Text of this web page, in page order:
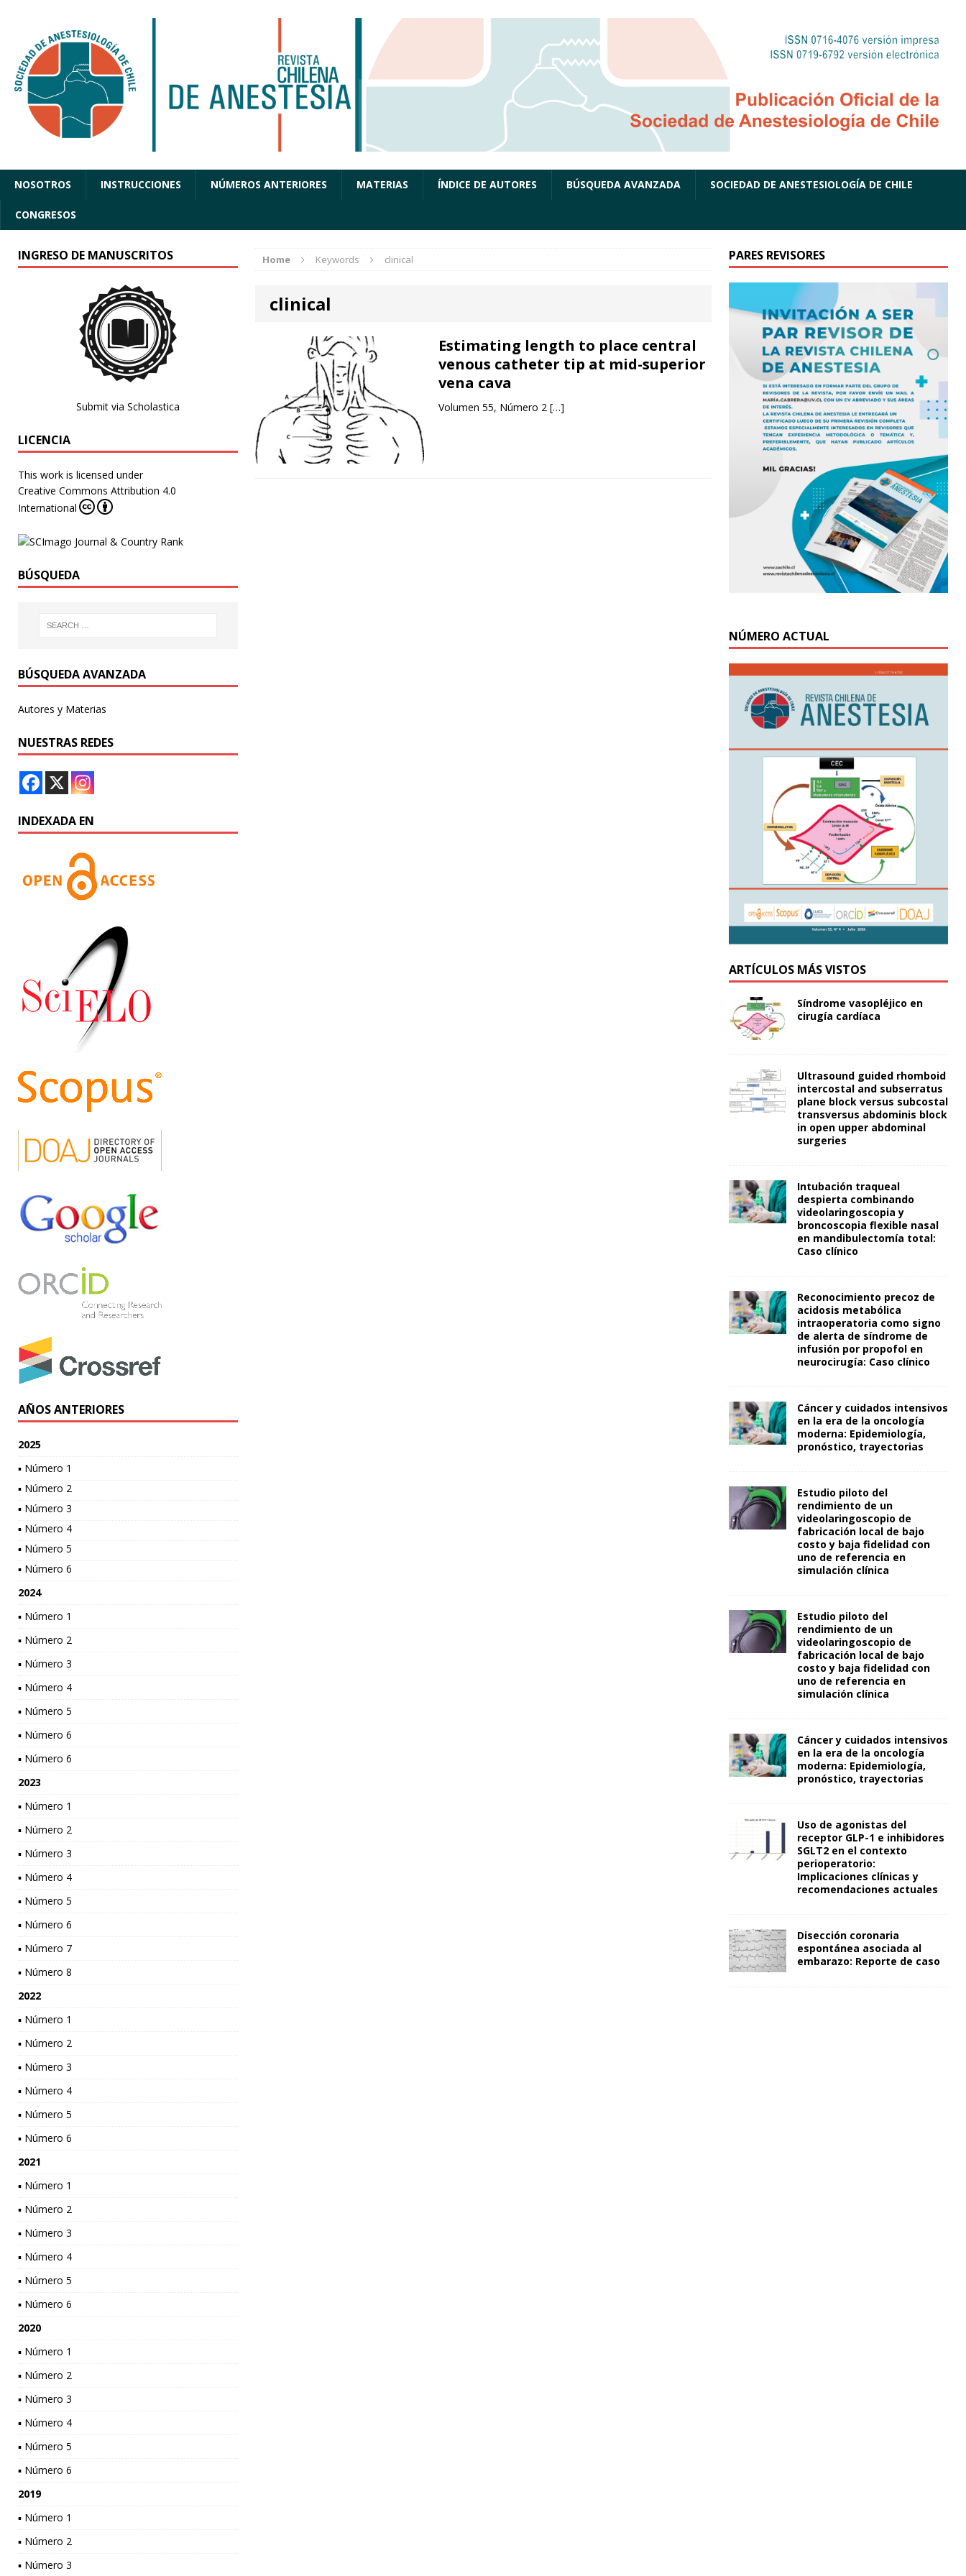
NOSOTROS INSTRUCCIONES NÚMEROS ANTERIORES MATERIAS ÍNDICE DE AUTORES BÚSQUEDA AVANZADA SOCIEDAD DE ANESTESIOLOGÍA DE CHILE
CONGRESOS
Home Keywords clinical
clinical
Estimating length to place central
venous catheter tip at mid-superior
vena cava
Volumen 55, Número 2 […]
INGRESO DE MANUSCRITOS
Submit via Scholastica
LICENCIA
This work is licensed under
Creative Commons Attribution 4.0
International
BÚSQUEDA
BÚSQUEDA AVANZADA
Autores y Materias
NUESTRAS REDES
INDEXADA EN
AÑOS ANTERIORES
2025
▪ Número 1
▪ Número 2
▪ Número 3
▪ Número 4
▪ Número 5
▪ Número 6
2024
▪ Número 1
▪ Número 2
▪ Número 3
▪ Número 4
▪ Número 5
▪ Número 6
▪ Número 6
2023
▪ Número 1
▪ Número 2
▪ Número 3
▪ Número 4
▪ Número 5
▪ Número 6
▪ Número 7
▪ Número 8
2022
▪ Número 1
▪ Número 2
▪ Número 3
▪ Número 4
▪ Número 5
▪ Número 6
2021
▪ Número 1
▪ Número 2
▪ Número 3
▪ Número 4
▪ Número 5
▪ Número 6
2020
▪ Número 1
▪ Número 2
▪ Número 3
▪ Número 4
▪ Número 5
▪ Número 6
2019
▪ Número 1
▪ Número 2
▪ Número 3
PARES REVISORES
NÚMERO ACTUAL
ARTÍCULOS MÁS VISTOS
Síndrome vasopléjico en
cirugía cardíaca
Ultrasound guided rhomboid
intercostal and subserratus
plane block versus subcostal
transversus abdominis block
in open upper abdominal
surgeries
Intubación traqueal
despierta combinando
videolaringoscopia y
broncoscopia flexible nasal
en mandibulectomía total:
Caso clínico
Reconocimiento precoz de
acidosis metabólica
intraoperatoria como signo
de alerta de síndrome de
infusión por propofol en
neurocirugía: Caso clínico
Cáncer y cuidados intensivos
en la era de la oncología
moderna: Epidemiología,
pronóstico, trayectorias
Estudio piloto del
rendimiento de un
videolaringoscopio de
fabricación local de bajo
costo y baja fidelidad con
uno de referencia en
simulación clínica
Estudio piloto del
rendimiento de un
videolaringoscopio de
fabricación local de bajo
costo y baja fidelidad con
uno de referencia en
simulación clínica
Cáncer y cuidados intensivos
en la era de la oncología
moderna: Epidemiología,
pronóstico, trayectorias
Uso de agonistas del
receptor GLP-1 e inhibidores
SGLT2 en el contexto
perioperatorio:
Implicaciones clínicas y
recomendaciones actuales
Disección coronaria
espontánea asociada al
embarazo: Reporte de caso